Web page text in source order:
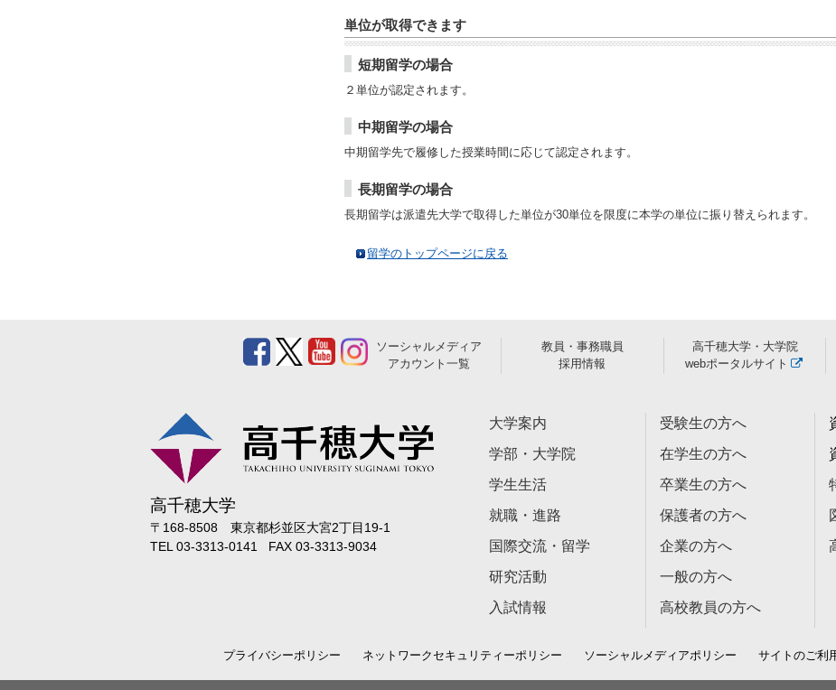
単位が取得できます
短期留学の場合
２単位が認定されます。
中期留学の場合
中期留学先で履修した授業時間に応じて認定されます。
長期留学の場合
長期留学は派遣先大学で取得した単位が30単位を限度に本学の単位に振り替えられます。
留学のトップページに戻る
ソーシャルメディア
アカウント一覧
教員・事務職員
採用情報
高千穂大学・大学院
webポータルサイト
高千穂大学
〒168-8508 東京都杉並区大宮2丁目19-1
TEL 03-3313-0141 FAX 03-3313-9034
大学案内
学部・大学院
学生生活
就職・進路
国際交流・留学
研究活動
入試情報
受験生の方へ
在学生の方へ
卒業生の方へ
保護者の方へ
企業の方へ
一般の方へ
高校教員の方へ
プライバシーポリシー ネットワークセキュリティーポリシー ソーシャルメディアポリシー サイトのご利